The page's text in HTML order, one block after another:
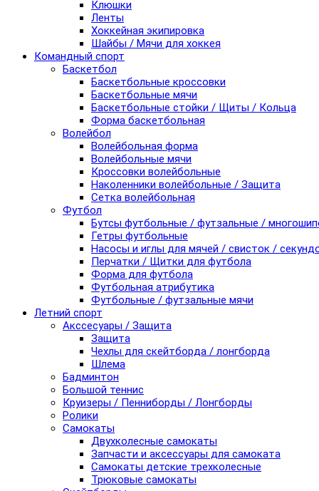
Клюшки
Ленты
Хоккейная экипировка
Шайбы / Мячи для хоккея
Командный спорт
Баскетбол
Баскетбольные кроссовки
Баскетбольные мячи
Баскетбольные стойки / Щиты / Кольца
Форма баскетбольная
Волейбол
Волейбольная форма
Волейбольные мячи
Кроссовки волейбольные
Наколенники волейбольные / Защита
Сетка волейбольная
Футбол
Бутсы футбольные / футзальные /
Гетры футбольные
Насосы и иглы для мячей / свисток /
Перчатки / Щитки для футбола
Форма для футбола
Футбольная атрибутика
Футбольные / футзальные мячи
Летний спорт
Акссесуары / Защита
Защита
Чехлы для скейтборда / лонгборда
Шлема
Бадминтон
Большой теннис
Круизеры / Пенниборды / Лонгборды
Ролики
Самокаты
Двухколесные самокаты
Запчасти и аксессуары для самоката
Самокаты детские трехколесные
Трюковые самокаты